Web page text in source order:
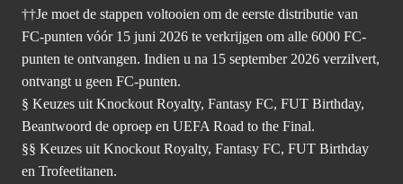
††Je moet de stappen voltooien om de eerste distributie van
FC-punten vóór 15 juni 2026 te verkrijgen om alle 6000 FC-
punten te ontvangen. Indien u na 15 september 2026 verzilvert,
ontvangt u geen FC-punten.
§ Keuzes uit Knockout Royalty, Fantasy FC, FUT Birthday,
Beantwoord de oproep en UEFA Road to the Final.
§§ Keuzes uit Knockout Royalty, Fantasy FC, FUT Birthday
en Trofeetitanen.